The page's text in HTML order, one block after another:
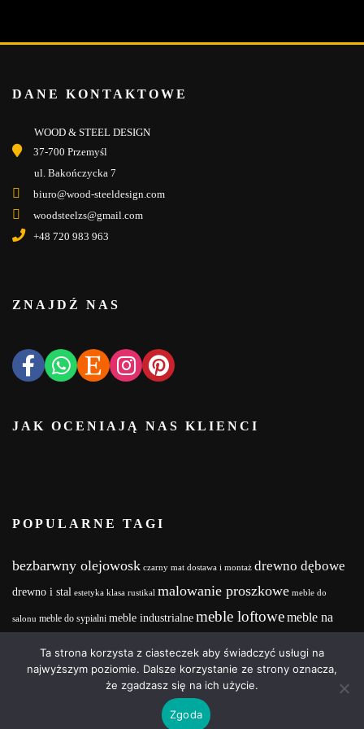
DANE KONTAKTOWE
WOOD & STEEL DESIGN
37-700 Przemyśl
ul. Bakończycka 7
biuro@wood-steeldesign.com
woodsteelzs@gmail.com
+48 720 983 963
ZNAJDŹ NAS
JAK OCENIAJĄ NAS KLIENCI
POPULARNE TAGI
bezbarwny olejowosk czarny mat dostawa i montaż drewno dębowe
drewno i stal estetyka klasa rustikal malowanie proszkowe meble do
salonu meble do sypialni meble industrialne meble loftowemeble na
Olejowosk realizacja projektu stalowe nogi wood and steel
Copyright © 2025 | Powered by Wood&Steel Design
Ta strona korzysta z ciasteczek aby świadczyć usługi na
najwyższym poziomie. Dalsze korzystanie ze strony oznacza,
że zgadzasz się na ich użycie.
Zgoda